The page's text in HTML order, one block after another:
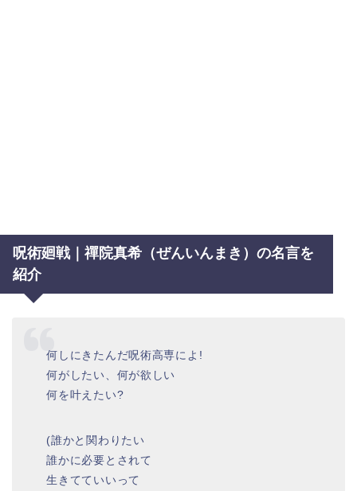
呪術廻戦｜禪院真希（ぜんいんまき）の名言を
紹介
何しにきたんだ呪術高専によ!
何がしたい、何が欲しい
何を叶えたい?
(誰かと関わりたい
誰かに必要とされて
生きてていいって